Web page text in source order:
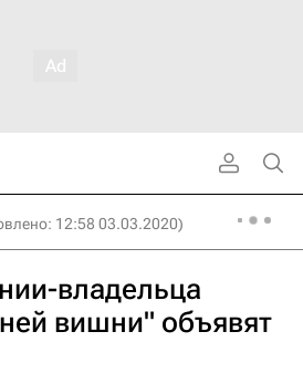
12:58 03.03.2020)
владельца
вишни" объявят